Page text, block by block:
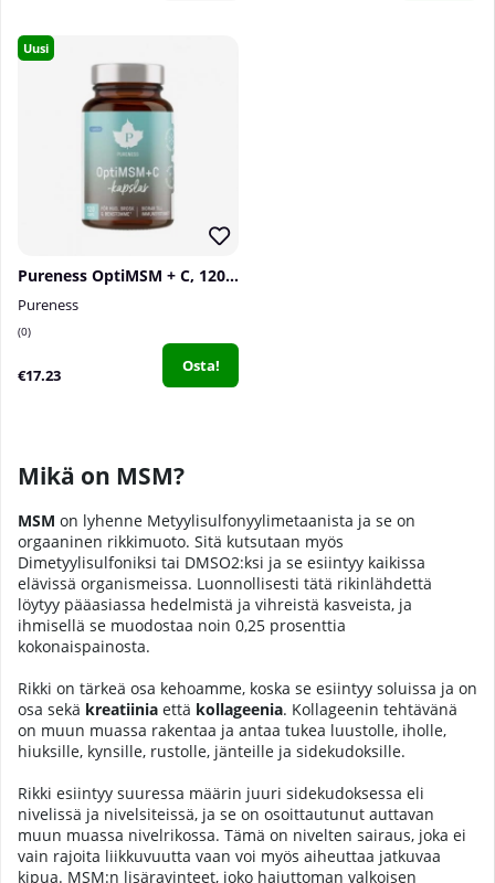
Uusi
Pureness OptiMSM + C, 120 caps
Pureness
0
€17.23 Osta!
Mikä on MSM?
MSM on lyhenne Metyylisulfonyylimetaanista ja se on
orgaaninen rikkimuoto. Sitä kutsutaan myös
Dimetyylisulfoniksi tai DMSO2:ksi ja se esiintyy kaikissa
elävissä organismeissa. Luonnollisesti tätä rikinlähdettä
löytyy pääasiassa hedelmistä ja vihreistä kasveista, ja
ihmisellä se muodostaa noin 0,25 prosenttia
kokonaispainosta.
Rikki on tärkeä osa kehoamme, koska se esiintyy soluissa ja on
osa sekä kreatiinia että kollageenia. Kollageenin tehtävänä
on muun muassa rakentaa ja antaa tukea luustolle, iholle,
hiuksille, kynsille, rustolle, jänteille ja sidekudoksille.
Rikki esiintyy suuressa määrin juuri sidekudoksessa eli
nivelissä ja nivelsiteissä, ja se on osoittautunut auttavan
muun muassa nivelrikossa. Tämä on nivelten sairaus, joka ei
vain rajoita liikkuvuutta vaan voi myös aiheuttaa jatkuvaa
kipua. MSM:n lisäravinteet, joko hajuttoman valkoisen